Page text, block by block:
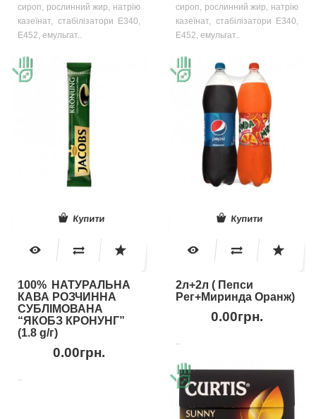
сироп, рослинний жир, натрію
казеїнат, стабілізатори E340,
E452, емульгат..
сироп, рослинний жир, натрію
казеїнат, стабілізатори E340,
E452, емульгат..
Купити
100% НАТУРАЛЬНА
КАВА РОЗЧИННА
СУБЛІМОВАНА
“ЯКОБЗ КРОНУНГ”
(1.8 g/г)
0.00грн.
..
Купити
2л+2л ( Пепси
Рег+Миринда Оранж)
0.00грн.
..